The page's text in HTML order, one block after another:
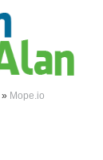
» Mope.io